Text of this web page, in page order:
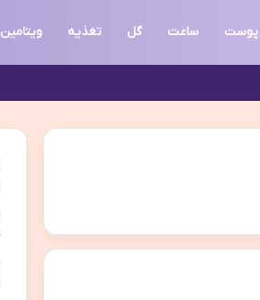
پوست ساعت گل تغذیه ویتامین